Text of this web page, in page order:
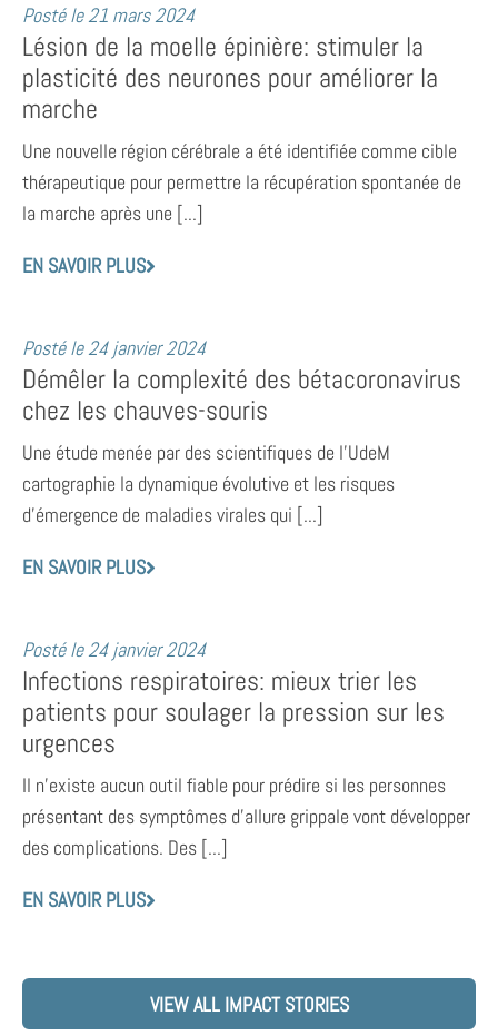
Posté le21 mars 2024
Lésion de la moelle épinière: stimuler la
plasticité des neurones pour améliorer la
marche
Une nouvelle région cérébrale a été identifiée comme cible
thérapeutique pour permettre la récupération spontanée de
la marche après une [...]
EN SAVOIR PLUS
Posté le24 janvier 2024
Démêler la complexité des bétacoronavirus
chez les chauves-souris
Une étude menée par des scientifiques de l’UdeM
cartographie la dynamique évolutive et les risques
d’émergence de maladies virales qui [...]
EN SAVOIR PLUS
Posté le24 janvier 2024
Infections respiratoires: mieux trier les
patients pour soulager la pression sur les
urgences
Il n’existe aucun outil fiable pour prédire si les personnes
présentant des symptômes d’allure grippale vont développer
des complications. Des [...]
EN SAVOIR PLUS
VIEW ALL IMPACT STORIES